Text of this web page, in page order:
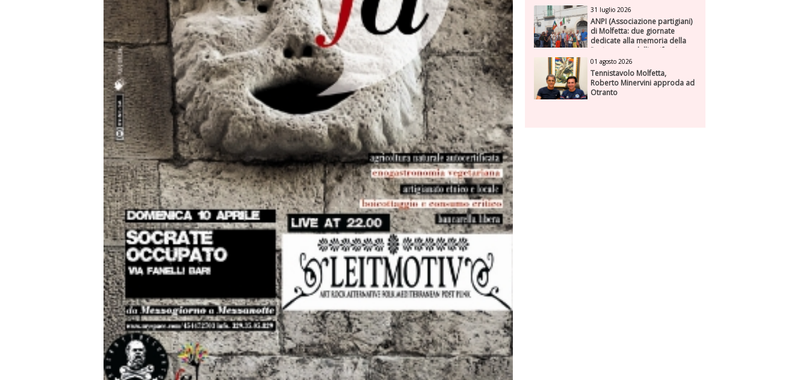
31 luglio 2026
ANPI (Associazione partigiani)
di Molfetta: due giornate
dedicate alla memoria della
Resistenza e dell'antifascismo
01 agosto 2026
Tennistavolo Molfetta,
Roberto Minervini approda ad
Otranto